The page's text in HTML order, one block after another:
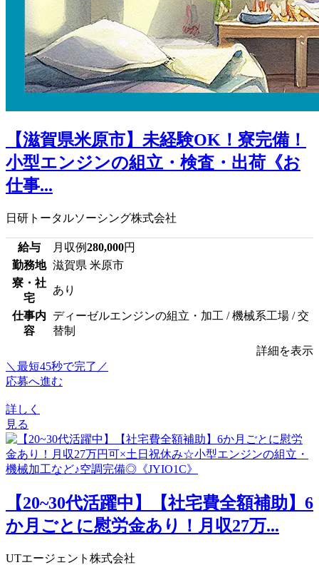
【滋賀県米原市】未経験OK！寮完備！
小型エンジンの組立・検査・出荷《お
仕事...
日研トータルソーシング株式会社
給与 月収例280,000円
勤務地 滋賀県 米原市
寮・社
宅
あり
仕事内
容
ディーゼルエンジンの組立・加工 / 機械系工場 / 交
替制
詳細を表示
＼最短45秒で完了／
応募へ進む
詳しく
見る
【20~30代活躍中】【社宅費全額補助】6
か月ごとに慰労金あり！月収27万...
UTエージェント株式会社